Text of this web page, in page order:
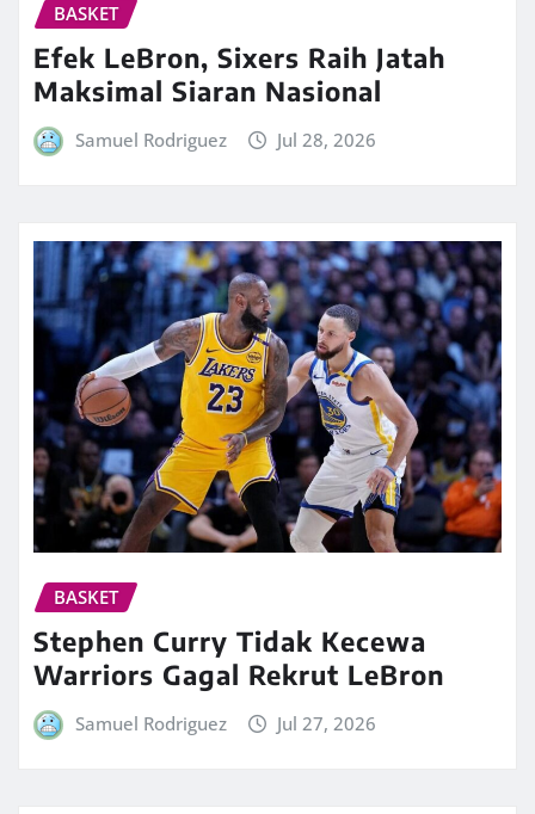
BASKET
Efek LeBron, Sixers Raih Jatah
Maksimal Siaran Nasional
Samuel Rodriguez Jul 28, 2026
BASKET
Stephen Curry Tidak Kecewa
Warriors Gagal Rekrut LeBron
Samuel Rodriguez Jul 27, 2026